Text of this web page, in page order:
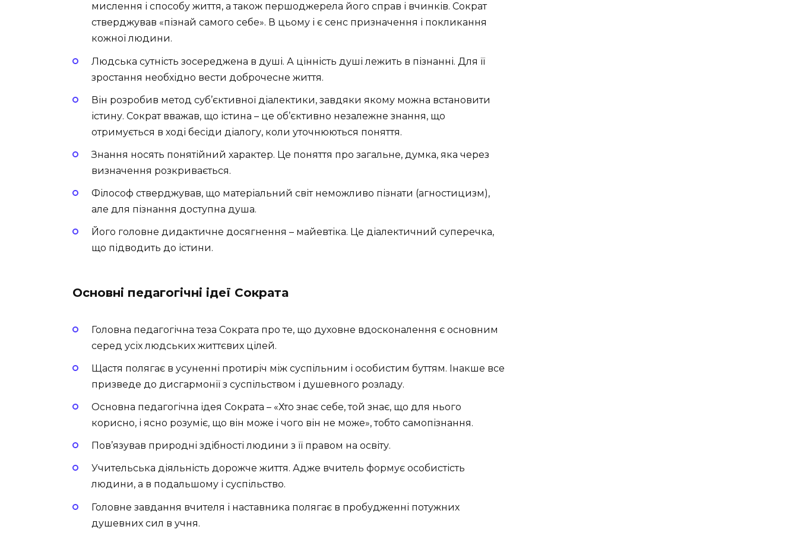
мислення і способу життя, а також першоджерела його справ і вчинків. Сократ
стверджував «пізнай самого себе». В цьому і є сенс призначення і покликання
кожної людини.
Людська сутність зосереджена в душі. А цінність душі лежить в пізнанні. Для її
зростання необхідно вести доброчесне життя.
Він розробив метод суб’єктивної діалектики, завдяки якому можна встановити
істину. Сократ вважав, що істина – це об’єктивно незалежне знання, що
отримується в ході бесіди діалогу, коли уточнюються поняття.
Знання носять понятійний характер. Це поняття про загальне, думка, яка через
визначення розкривається.
Філософ стверджував, що матеріальний світ неможливо пізнати (агностицизм),
але для пізнання доступна душа.
Його головне дидактичне досягнення – майевтіка. Це діалектичний суперечка,
що підводить до істини.
Основні педагогічні ідеї Сократа
Головна педагогічна теза Сократа про те, що духовне вдосконалення є основним
серед усіх людських життєвих цілей.
Щастя полягає в усуненні протиріч між суспільним і особистим буттям. Інакше все
призведе до дисгармонії з суспільством і душевного розладу.
Основна педагогічна ідея Сократа – «Хто знає себе, той знає, що для нього
корисно, і ясно розуміє, що він може і чого він не може», тобто самопізнання.
Пов’язував природні здібності людини з її правом на освіту.
Учительська діяльність дорожче життя. Адже вчитель формує особистість
людини, а в подальшому і суспільство.
Головне завдання вчителя і наставника полягає в пробудженні потужних
душевних сил в учня.